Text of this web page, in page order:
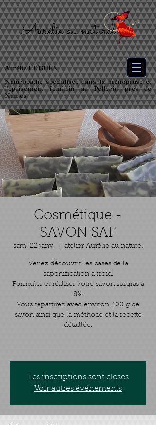
Aurélie LE GUEN
Naturopathe spécialisée dans la ménopause et
l’épuisement féminin au Pellerin près de
Nantes
Cosmétique -
SAVON SAF
sam. 22 janv. atelier Aurélie au naturel
Venez découvrir les bases de la
saponification à froid.
Formuler et réaliser votre savon surgras à
8%.
Vous repartirez avec environ 400 g de
savon ainsi que la méthode et la recette
détaillée.
Les inscriptions sont closes
Voir autres événements